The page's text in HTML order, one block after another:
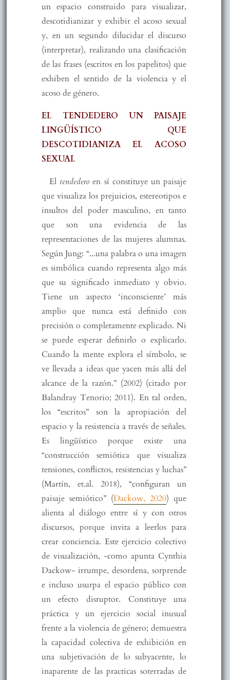
un espacio construido para visualizar,
descotidianizar y exhibir el acoso sexual
y, en un segundo dilucidar el discurso
(interpretar), realizando una clasificación
de las frases (escritos en los papelitos) que
exhiben el sentido de la violencia y el
acoso de género.
EL TENDEDERO UN PAISAJE
LINGÜÍSTICO QUE
DESCOTIDIANIZA EL ACOSO
SEXUAL
El tendedero en sí constituye un paisaje
que visualiza los prejuicios, estereotipos e
insultos del poder masculino, en tanto
que son una evidencia de las
representaciones de las mujeres alumnas.
Según Jung: “...una palabra o una imagen
es simbólica cuando representa algo más
que su significado inmediato y obvio.
Tiene un aspecto ‘inconsciente’ más
amplio que nunca está definido con
precisión o completamente explicado. Ni
se puede esperar definirlo o explicarlo.
Cuando la mente explora el símbolo, se
ve llevada a ideas que yacen más allá del
alcance de la razón.” (2002) (citado por
Balandray Tenorio; 2011). En tal orden,
los “escritos” son la apropiación del
espacio y la resistencia a través de señales.
Es lingüístico porque existe una
“construcción semiótica que visualiza
tensiones, conflictos, resistencias y luchas”
(Martín, et.al. 2018), “configuran un
paisaje semiótico” (Dackow, 2020) que
alienta al diálogo entre sí y con otros
discursos, porque invita a leerlos para
crear conciencia. Este ejercicio colectivo
de visualización, -como apunta Cynthia
Dackow- irrumpe, desordena, sorprende
e incluso usurpa el espacio público con
un efecto disruptor. Constituye una
práctica y un ejercicio social inusual
frente a la violencia de género; demuestra
la capacidad colectiva de exhibición en
una subjetivación de lo subyacente, lo
inaparente de las practicas soterradas de